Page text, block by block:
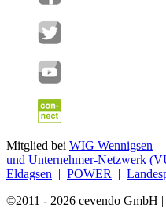
Mitglied bei WIG Wennigsen |
und Unternehmer-Netzwerk
Eldagsen | POWER |
©2011 - 2026 cevendo GmbH